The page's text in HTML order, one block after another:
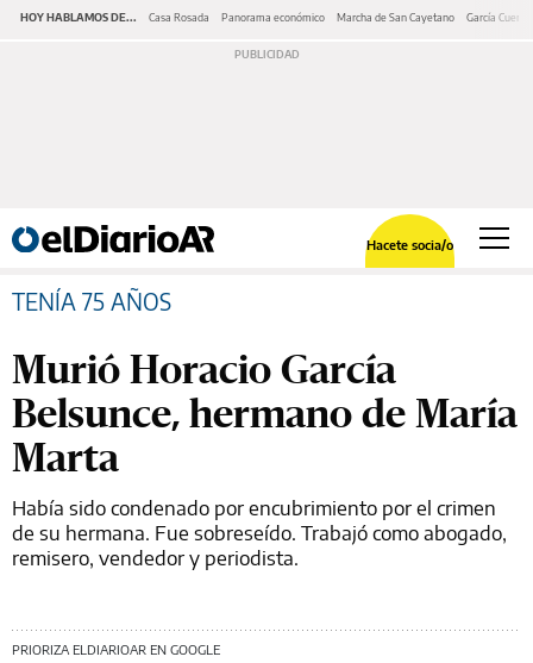
HOY HABLAMOS DE... Casa Rosada Panorama económico Marcha de San Cayetano García Cuerva
Hacete socia/o
TENÍA 75 AÑOS
Murió Horacio García
Belsunce, hermano de María
Marta
Había sido condenado por encubrimiento por el crimen
de su hermana. Fue sobreseído. Trabajó como abogado,
remisero, vendedor y periodista.
PRIORIZA ELDIARIOAR EN GOOGLE